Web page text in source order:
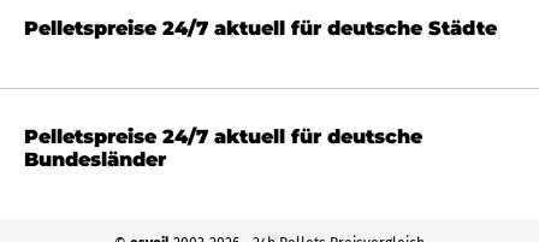
Pelletspreise 24/7 aktuell für deutsche Städte
Pelletspreise 24/7 aktuell für deutsche
Bundesländer